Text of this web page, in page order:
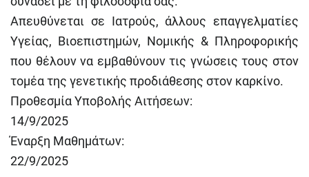
Απευθύνεται σε Ιατρούς, άλλους επαγγελματίες
Υγείας, Βιοεπιστημών, Νομικής & Πληροφορικής
που θέλουν να εμβαθύνουν τις γνώσεις τους στον
τομέα της γενετικής προδιάθεσης στον καρκίνο.
Προθεσμία Υποβολής Αιτήσεων:
14/9/2025
Έναρξη Μαθημάτων:
22/9/2025